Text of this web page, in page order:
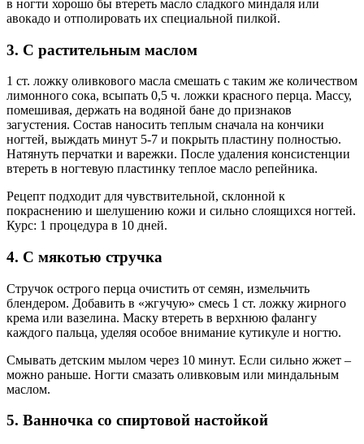
в ногти хорошо бы втереть масло сладкого миндаля или
авокадо и отполировать их специальной пилкой.
3. С растительным маслом
1 ст. ложку оливкового масла смешать с таким же количеством
лимонного сока, всыпать 0,5 ч. ложки красного перца. Массу,
помешивая, держать на водяной бане до признаков
загустения. Состав наносить теплым сначала на кончики
ногтей, выждать минут 5-7 и покрыть пластину полностью.
Натянуть перчатки и варежки. После удаления консистенции
втереть в ногтевую пластинку теплое масло репейника.
Рецепт подходит для чувствительной, склонной к
покраснению и шелушению кожи и сильно слоящихся ногтей.
Курс: 1 процедура в 10 дней.
4. С мякотью стручка
Стручок острого перца очистить от семян, измельчить
блендером. Добавить в «жгучую» смесь 1 ст. ложку жирного
крема или вазелина. Маску втереть в верхнюю фалангу
каждого пальца, уделяя особое внимание кутикуле и ногтю.
Смывать детским мылом через 10 минут. Если сильно жжет –
можно раньше. Ногти смазать оливковым или миндальным
маслом.
5. Ванночка со спиртовой настойкой